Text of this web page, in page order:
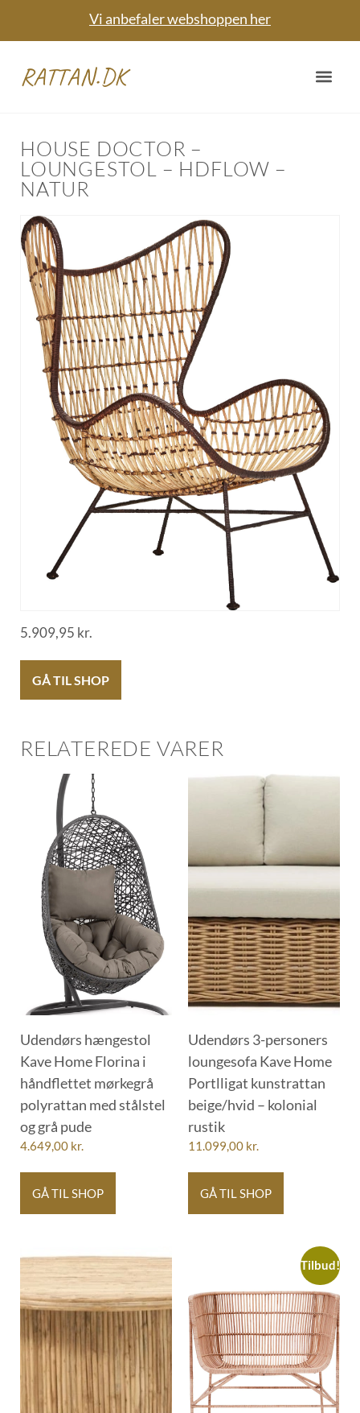
Vi anbefaler webshoppen her
RATTAN.DK
HOUSE DOCTOR –
LOUNGESTOL – HDFLOW –
NATUR
5.909,95 kr.
GÅ TIL SHOP
RELATEREDE VARER
Udendørs hængestol
Kave Home Florina i
håndflettet mørkegrå
polyrattan med stålstel
og grå pude
4.649,00 kr.
GÅ TIL SHOP
Udendørs 3-personers
loungesofa Kave Home
Portlligat kunstrattan
beige/hvid – kolonial
rustik
11.099,00 kr.
GÅ TIL SHOP
Tilbud!